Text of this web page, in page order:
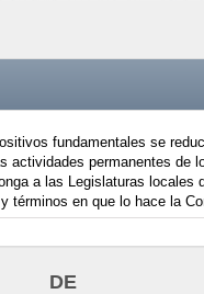
fundamentales se
actividades permanentes
a las Legislaturas
términos en que lo hace la